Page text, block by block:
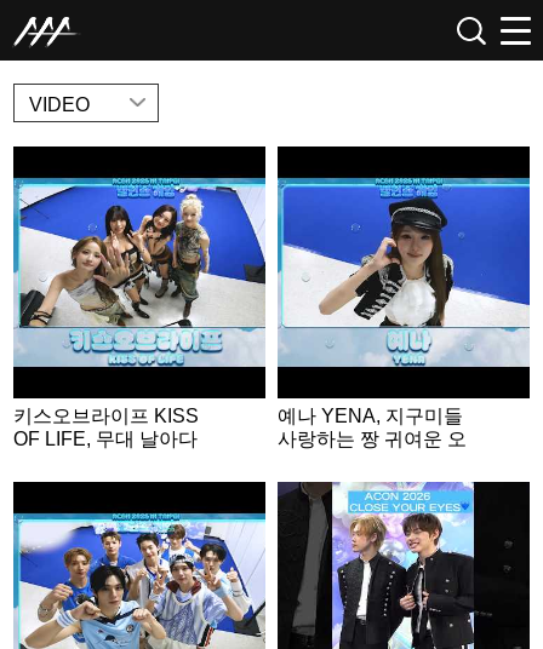
NEWS
VIDEO
키스오브라이프 KISS
OF LIFE, 무대 날아다
CON 2026 밸런스게
임|‘Would you rather’ g
ame | ENG SUB #ACO
N2026
예나 YENA, 지구미들
사랑하는 짱 귀여운 오
스게임 | ‘Would you rat
her’ game | ENG SUB
#ACON2026